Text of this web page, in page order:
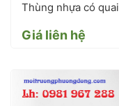
Thùng nhựa có quai
Giá liên hệ